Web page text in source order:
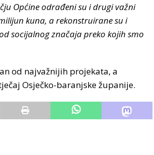
Općine odrađeni su i drugi važni
kuna, a rekonstruirane su i
socijalnog značaja preko kojih smo
od najvažnijih projekata, a
Osječko-baranjske županije.